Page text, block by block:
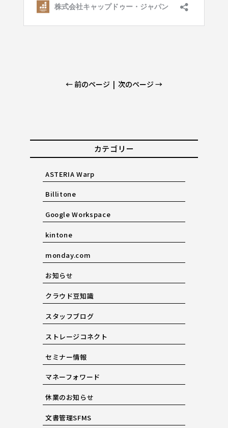
← 前のページ | 次のページ →
カテゴリー
ASTERIA Warp
Billitone
Google Workspace
kintone
monday.com
お知らせ
クラウド豆知識
スタッフブログ
ストレージコネクト
セミナー情報
マネーフォワード
休業のお知らせ
文書管理SFMS